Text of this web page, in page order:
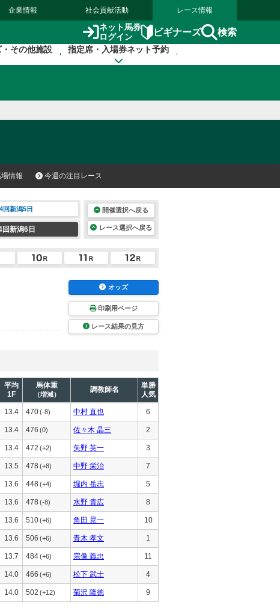
企業情報 社会貢献活動 レース情報
ネット馬券
ログイン
ビギナーズ 検索
その他施設 指定席・入場券ネット予約
情報 今週の注目レース
4回新潟5日
回新潟6日
開催選択へ戻る
レース選択へ戻る
オッズ
印刷用ページ
レース結果の見方
平均
1F
馬体重
（増減）
調教師名
単勝
人気
13.4 470(-8) 中村 直也 6
13.4 476 (0) 佐々木 晶三 2
13.4 472 (+2) 矢野 英一 3
13.5 478 (+8) 中野 栄治 7
13.6 448(+4) 堀内 岳志 5
13.6 478 (-8) 水野 貴広 8
13.6 510(+6) 角田 晃一 10
13.6 506 (+6) 青木 孝文 1
13.7 484(+6) 宗像 義忠 11
14.0 466 (+6) 松下 武士 4
14.0 502 (+12) 菊沢 隆徳 9